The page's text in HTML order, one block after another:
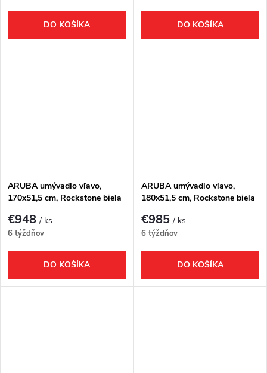
DO KOŠÍKA DO KOŠÍKA
ARUBA umývadlo vľavo,
170x51,5 cm, Rockstone biela
€948/ ks
6 týždňov
DO KOŠÍKA
ARUBA umývadlo vľavo,
180x51,5 cm, Rockstone biela
€985/ ks
6 týždňov
DO KOŠÍKA